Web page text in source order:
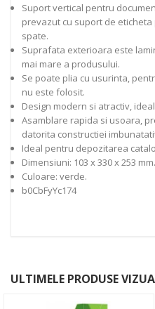
Suport vertical pentru
prevazut cu suport de
spate.
Suprafata exterioara este
mai mare a produsului.
Se poate plia cu usurinta,
nu este folosit.
Design modern si atractiv,
Asamblare rapida si usoara,
datorita constructiei
Ideal pentru depozitarea
Dimensiuni: 103 x 330 x 253 mm.
Culoare: verde.
b0CbFyYc174
ULTIMELE PRODUSE